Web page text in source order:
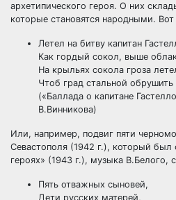
архетипического героя. О них
которые становятся народными.
Летел на битву капитан
Как гордый сокол, выше
На крыльях сокола гроза
Чтоб град стальной обрушить
(«Баллада о капитане
В.Винникова)
Или, например, подвиг пяти
Севастополя (1942 г.), который был
героях» (1943 г.), музыка В.Белого,
Пять отважных сыновей,
Дети русских матерей,